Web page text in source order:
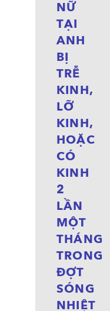
NỮ
TẠI
ANH
BỊ
TRỄ
KINH,
LỠ
KINH,
HOẶC
CÓ
KINH
2
LẦN
MỘT
THÁNG
TRONG
ĐỢT
SÓNG
NHIỆT